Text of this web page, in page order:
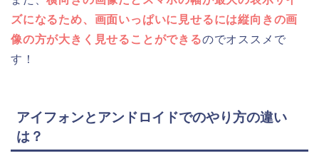
ズになるため、画面いっぱいに見せるには縦向きの画
像の方が大きく見せることができるのでオススメで
す！
アイフォンとアンドロイドでのやり方の違い
は？